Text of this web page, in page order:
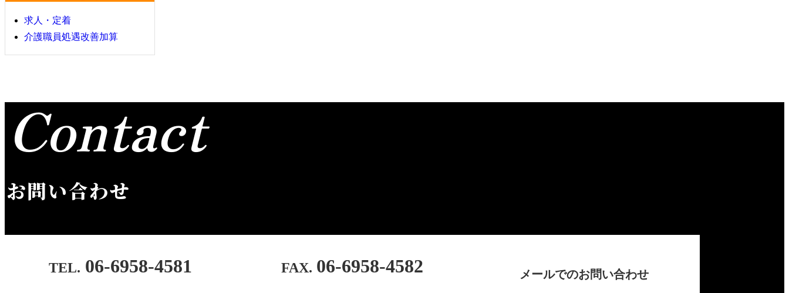
求人・定着
介護職員処遇改善加算
Contact
お問い合わせ
06-6958-4581 06-6958-4582 メールでのお問い合わせ